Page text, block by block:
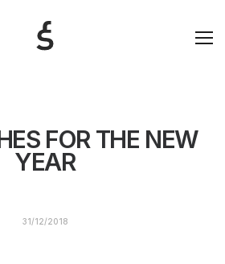
FOR THE NEW
YEAR
31/12/2018